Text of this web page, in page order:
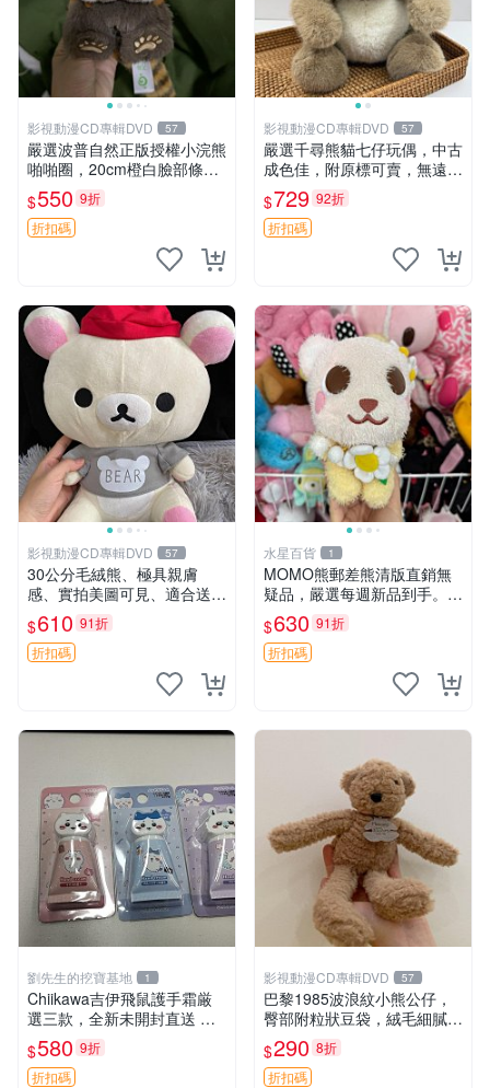
影視動漫CD專輯DVD 57
嚴選波普自然正版授權小浣熊
啪啪圈，20cm橙白臉部條紋
清晰，毛絨超萌贈品推薦。
小浣熊 波普 圈環
$550 9折
折扣碼
影視動漫CD專輯DVD 57
嚴選千尋熊貓七仔玩偶，中古
成色佳，附原標可賣，無遠方
一手送第二天即達 中古玩偶
熊貓七仔 千尋
$729 92折
折扣碼
影視動漫CD專輯DVD 57
30公分毛絨熊、極具親膚
感、實拍美圖可見、適合送禮
收藏 毛絨熊 送禮 熊抱
$610 91折
折扣碼
水星百貨 1
MOMO熊郵差熊清版直銷無
疑品，嚴選每週新品到手。紅
薯啵啵鮮果間 郵差熊 清版 紅
薯啵啵間
$630 91折
折扣碼
劉先生的挖寶基地 1
Chiikawa吉伊飛鼠護手霜厳
選三款，全新未開封直送 飛
鼠 護手霜 吉伊三款 新貨
$580 9折
折扣碼
影視動漫CD專輯DVD 57
巴黎1985波浪紋小熊公仔，
臀部附粒狀豆袋，絨毛細膩臉
部可愛，中古嚴選推薦 小熊
公仔 豆袋
$290 8折
折扣碼